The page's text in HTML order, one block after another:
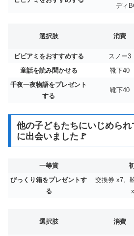
ディ
選択肢 消費
ビビアミをおすすめする
スノー3
童話を読み聞かせる
靴下40
千夜一夜物語をプレゼント
する
靴下40
他の子どもたちにいじめら
に出会いました🚩
一等賞
びっくり箱をプレゼントす
る
交換券 x7、
選択肢 消費